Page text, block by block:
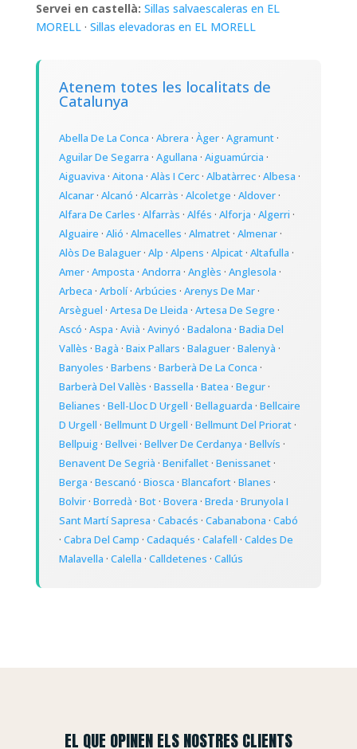
Servei en castellà: Sillas salvaescaleras en EL
MORELL· Sillas elevadoras en EL MORELL
Atenem totes les localitats de
Catalunya
Abella De La Conca · Abrera · Àger· Agramunt·
Aguilar De Segarra · Agullana · Aiguamúrcia ·
Aiguaviva · Aitona · Alàs I Cerc· Albatàrrec· Albesa ·
Alcanar· Alcanó · Alcarràs · Alcoletge · Aldover·
Alfara De Carles · Alfarràs · Alfés · Alforja · Algerri ·
Alguaire · Alió · Almacelles · Almatret· Almenar·
Alòs De Balaguer· Alp · Alpens · Alpicat· Altafulla ·
Amer· Amposta · Andorra · Anglès · Anglesola ·
Arbeca · Arbolí· Arbúcies · Arenys De Mar·
Arsèguel · Artesa De Lleida · Artesa De Segre ·
Ascó · Aspa · Avià · Avinyó · Badalona · Badia Del
Vallès · Bagà · Baix Pallars · Balaguer· Balenyà ·
Banyoles · Barbens · Barberà De La Conca ·
Barberà Del Vallès · Bassella · Batea · Begur·
Belianes · Bell-Lloc D Urgell · Bellaguarda · Bellcaire
D Urgell · Bellmunt D Urgell · Bellmunt Del Priorat·
Bellpuig· Bellvei · Bellver De Cerdanya · Bellvís ·
Benavent De Segrià · Benifallet· Benissanet·
Berga · Bescanó · Biosca · Blancafort· Blanes ·
Bolvir· Borredà · Bot· Bovera · Breda · Brunyola I
Sant Martí Sapresa · Cabacés · Cabanabona · Cabó
· Cabra Del Camp · Cadaqués · Calafell · Caldes De
Malavella · Calella · Calldetenes · Callús
EL QUE OPINEN ELS NOSTRES CLIENTS